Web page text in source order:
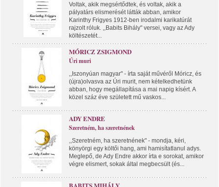
Voltak, akik megsértődtek, és voltak, akik a
pályatárs elismerését látták abban, amikor
Karinthy Frigyes 1912-ben irodalmi karikatúrát
rajzolt róluk. ,,Babits Bihály" versei, vagy az Ady
költészetét...
MÓRICZ ZSIGMOND
Úri muri
,,Iszonyúan magyar" - írta saját művéről Móricz, és
(újra)olvasva az Úri murit, nem kételkedhetünk
abban, hogy megállapítása a mai napig kísért. A
közel száz éve született mű vaskos...
ADY ENDRE
Szeretném, ha szeretnének
,,Szeretném, ha szeretnének" - mondja, kéri,
könyörgi egy költői hang, ami hamisítatlanul adys.
Meglepő, de Ady Endre akkor írta e sorokat, amikor
végre elismert, sokak által megbecsült (és...